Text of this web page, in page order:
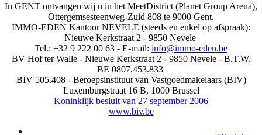
In GENT ontvangen wij u in het MeetDistrict (Planet Group Arena),
Ottergemsesteenweg-Zuid 808 te 9000 Gent.
IMMO-EDEN Kantoor NEVELE (steeds en enkel op afspraak):
Nieuwe Kerkstraat 2 - 9850 Nevele
Tel.: +32 9 222 00 63 - E-mail: info@immo-eden.be
BV Hof ter Walle - Nieuwe Kerkstraat 2 - 9850 Nevele - B.T.W.
BE 0807.453.833
BIV 505.408 - Beroepsinstituut van Vastgoedmakelaars (BIV)
Luxemburgstraat 16 B, 1000 Brussel
Koninklijk besluit van 27 september 2006
www.biv.be